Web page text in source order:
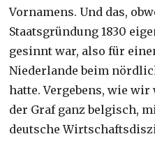
Vornamens. Und das,
Staatsgründung 1830
gesinnt war, also für
Niederlande beim
hatte. Vergebens, wie
der Graf ganz belgisch,
deutsche